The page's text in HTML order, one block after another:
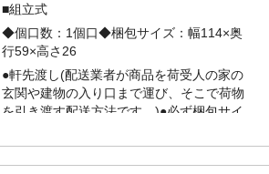
■組立式
◆個口数：1個口◆梱包サイズ：幅114×奥
行59×高さ26
●軒先渡し(配送業者が商品を荷受人の家の
玄関や建物の入り口まで運び、そこで荷物
を引き渡す配送方法です。)●必ず梱包サイ
エレベータを使用しない階層・搬入不可時
の吊り上げ作業や特殊作業等はサービスの